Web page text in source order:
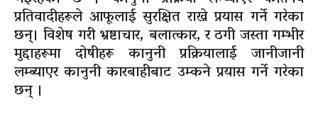
प्रतिवादीहरूले आफूलाई सुरक्षित राख्ने प्रयास गर्ने गरेका
छन्। विशेष गरी भ्रष्टाचार, बलात्कार, र ठगी जस्ता गम्भीर
मुद्दाहरूमा दोषीहरू कानुनी प्रक्रियालाई जानीजानी
लम्ब्याएर कानुनी कारबाहीबाट उम्कने प्रयास गर्ने गरेका
छन् ।